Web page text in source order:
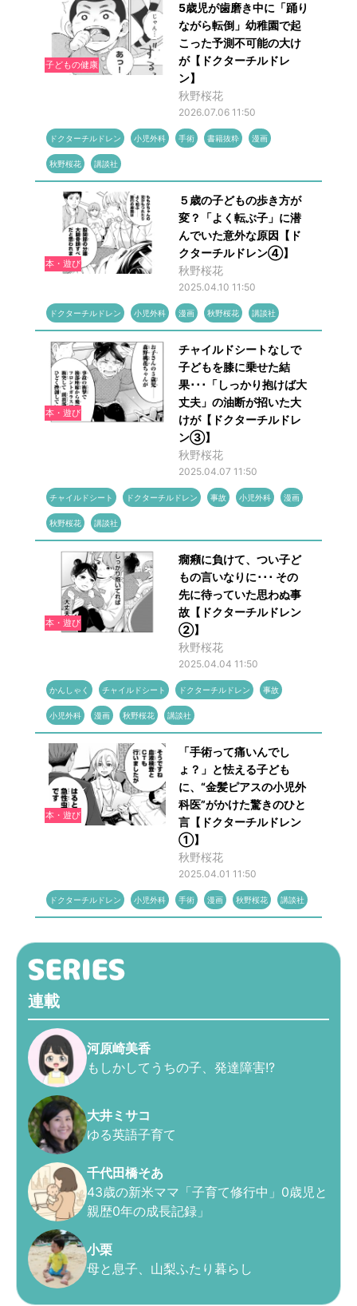
子どもの健康
5歳児が歯磨き中に「踊り
ながら転倒」幼稚園で起
こった予測不可能の大け
が【ドクターチルドレ
ン】
秋野桜花
2026.07.06 11:50
ドクターチルドレン 小児外科 手術 書籍抜粋 漫画
秋野桜花 講談社
本・遊び
５歳の子どもの歩き方が
変？「よく転ぶ子」に潜
んでいた意外な原因【ド
クターチルドレン④】
秋野桜花
2025.04.10 11:50
ドクターチルドレン 小児外科 漫画 秋野桜花 講談社
本・遊び
チャイルドシートなしで
子どもを膝に乗せた結
果･･･「しっかり抱けば大
丈夫」の油断が招いた大
けが【ドクターチルドレ
ン③】
秋野桜花
2025.04.07 11:50
チャイルドシート ドクターチルドレン 事故 小児外科 漫画
秋野桜花 講談社
本・遊び
癇癪に負けて、つい子ど
もの言いなりに･･･ その
先に待っていた思わぬ事
故【ドクターチルドレン
②】
秋野桜花
2025.04.04 11:50
かんしゃく チャイルドシート ドクターチルドレン 事故
小児外科 漫画 秋野桜花 講談社
本・遊び
「手術って痛いんでし
ょ？」と怯える子ども
に、“金髪ピアスの小児外
科医”がかけた驚きのひと
言【ドクターチルドレン
①】
秋野桜花
2025.04.01 11:50
ドクターチルドレン 小児外科 手術 漫画 秋野桜花 講談社
連載
河原崎美香
もしかしてうちの子、発達障害!?
大井ミサコ
ゆる英語子育て
千代田橋そあ
43歳の新米ママ「子育て修行中」0歳児と
親歴0年の成長記録」
小栗
母と息子、山梨ふたり暮らし